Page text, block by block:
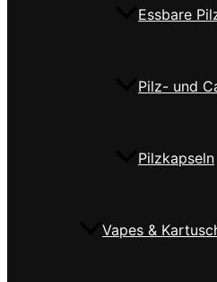
Essbare
Pilz- und
Pilzkapseln
Vapes &